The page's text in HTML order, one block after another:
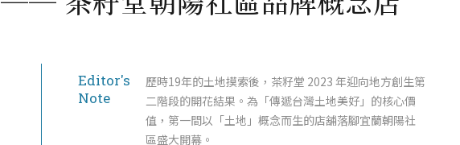
Editor's
Note
歷時19年的土地摸索後，茶籽堂 2023 年迎向地方創生第
二階段的開花結果。為「傳遞台灣土地美好」的核心價
值，第一間以「土地」概念而生的店舖落腳宜蘭朝陽社
區盛大開幕。